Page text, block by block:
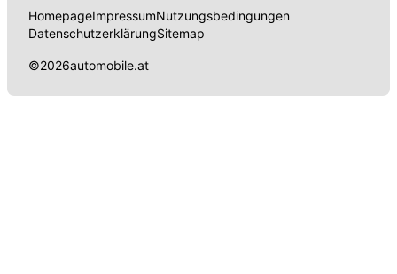
HomepageImpressumNutzungsbedingungen
DatenschutzerklärungSitemap
©2026automobile.at